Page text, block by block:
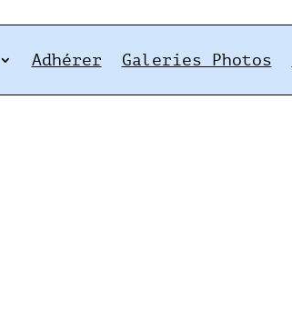
Adhérer Galeries Photos